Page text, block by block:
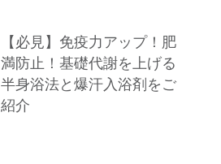
【必見】免疫力アップ！肥
満防止！基礎代謝を上げる
半身浴法と爆汗入浴剤をご
紹介